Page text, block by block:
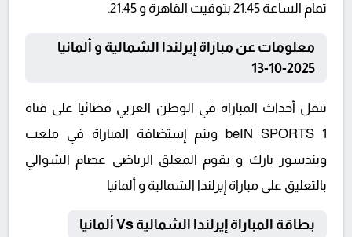
تمام الساعة 21:45 بتوقيت القاهرة و 21:45.
معلومات عن مباراة إيرلندا الشمالية و ألمانيا
2025-10-13
تنقل أحداث المباراة في الوطن العربي فضائيا على قناة
beIN SPORTS 1 ويتم إستضافة المباراة في ملعب
ويندسور بارك و يقوم المعلق الرياضى عصام الشوالي
بالتعليق على مباراة إيرلندا الشمالية و ألمانيا
بطاقة المباراة إيرلندا الشمالية Vs ألمانيا